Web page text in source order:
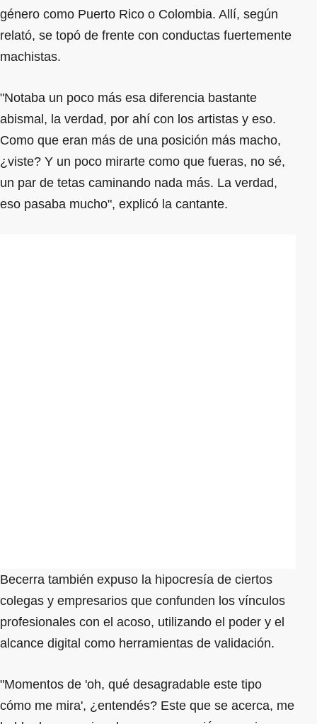
género como Puerto Rico o Colombia. Allí, según
relató, se topó de frente con conductas fuertemente
machistas.
"Notaba un poco más esa diferencia bastante
abismal, la verdad, por ahí con los artistas y eso.
Como que eran más de una posición más macho,
¿viste? Y un poco mirarte como que fueras, no sé,
un par de tetas caminando nada más. La verdad,
eso pasaba mucho", explicó la cantante.
Becerra también expuso la hipocresía de ciertos
colegas y empresarios que confunden los vínculos
profesionales con el acoso, utilizando el poder y el
alcance digital como herramientas de validación.
"Momentos de 'oh, qué desagradable este tipo
cómo me mira', ¿entendés? Este que se acerca, me